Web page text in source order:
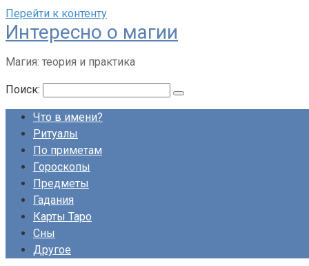
Перейти к контенту
Интересно о магии
Магия: теория и практика
Поиск:
Что в имени?
Ритуалы
По приметам
Гороскопы
Предметы
Гадания
Карты Таро
Сны
Другое